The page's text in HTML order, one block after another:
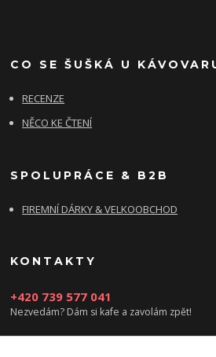
CO SE ŠUŠKÁ U
RECENZE
NĚCO KE ČTENÍ
SPOLUPRÁCE & B2B
FIREMNÍ DÁRKY & VELKOOBCHOD
KONTAKTY
+420 739 577 041
Nezvedám? Dám si kafe a zavolám zpět!
info@damsikafe.cz